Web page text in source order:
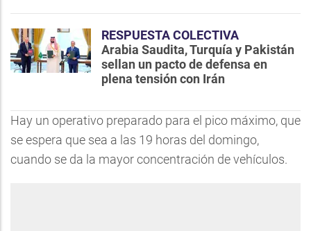
RESPUESTA COLECTIVA
Arabia Saudita, Turquía y Pakistán
sellan un pacto de defensa en
plena tensión con Irán
Hay un operativo preparado para el pico máximo, que
se espera que sea a las 19 horas del domingo,
cuando se da la mayor concentración de vehículos.